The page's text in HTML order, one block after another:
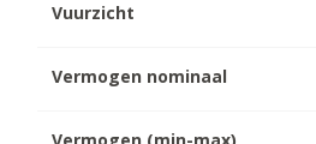
Vuurzicht
Vermogen nominaal